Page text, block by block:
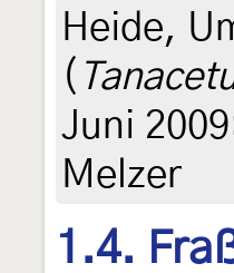
Heide,
(
Juni
Melzer
1.4.